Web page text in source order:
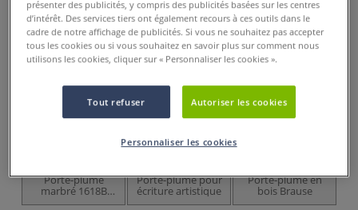
intéresser
Porte-plume
marbré 1618B
Brause
Porte-plume pour
écriture artistique
Porte-plume en
bois Brause
présenter des publicités, y compris des publicités basées sur les centres
d’intérêt. Des services tiers ont également recours à ces outils dans le
cadre de notre affichage de publicités. Si vous ne souhaitez pas accepter
tous les cookies ou si vous souhaitez en savoir plus sur comment nous
utilisons les cookies, cliquer sur « Personnaliser les cookies ».
Tout refuser Autoriser les cookies
Personnaliser les cookies